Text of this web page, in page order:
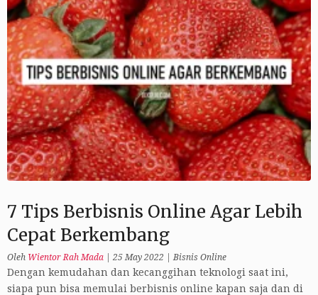
7 Tips Berbisnis Online Agar Lebih
Cepat Berkembang
Oleh Wientor Rah Mada 25 May 2022 Bisnis Online
Dengan kemudahan dan kecanggihan teknologi saat ini,
siapa pun bisa memulai berbisnis online kapan saja dan di